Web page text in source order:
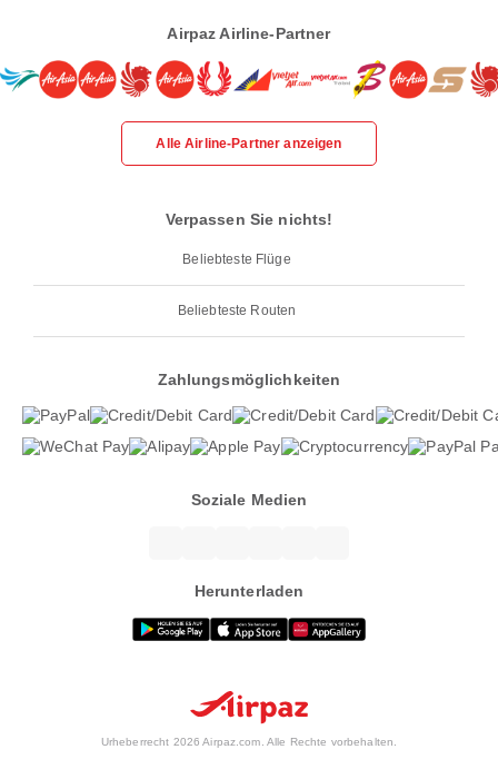
Airpaz Airline-Partner
Alle Airline-Partner anzeigen
Verpassen Sie nichts!
Beliebteste Flüge
Beliebteste Routen
Zahlungsmöglichkeiten
Soziale Medien
Herunterladen
Urheberrecht 2026 Airpaz.com. Alle Rechte vorbehalten.